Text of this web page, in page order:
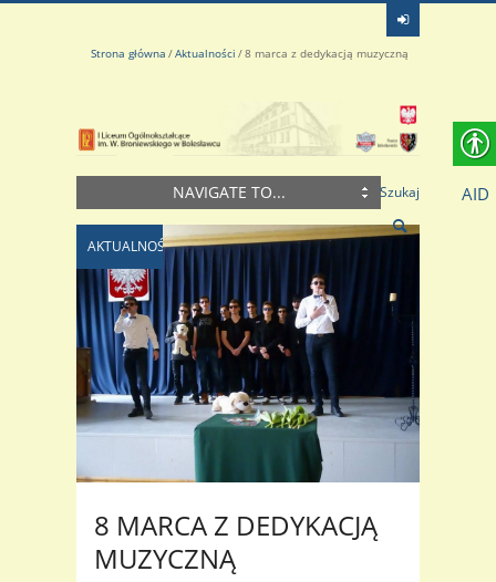
Strona główna Aktualności 8 marca z dedykacją muzyczną
NAVIGATE TO... Szukaj
AKTUALNOŚCI
8 MARCA Z DEDYKACJĄ
MUZYCZNĄ
AID